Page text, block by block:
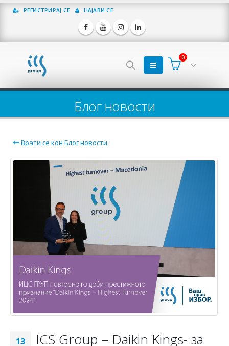
РЕГИСТРИРАЈ СЕ НАЈАВИ СЕ
0
Блог новости
Врати се кон Блог новости
13
ICS Group – Daikin Kings- за